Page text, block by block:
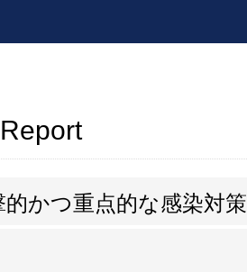
かつ重点的な感染対